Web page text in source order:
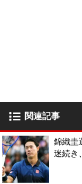
関連記事
錦織圭
迷続き